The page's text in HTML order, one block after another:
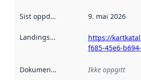
Sist oppdatert 9. mai 2026
Landingsside
https://
f685-45e6-
Dokumentasjon Ikke oppgitt